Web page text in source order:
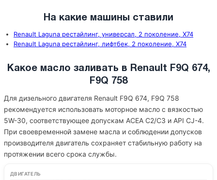
На какие машины ставили
Renault Laguna рестайлинг, универсал, 2 поколение, X74
Renault Laguna рестайлинг, лифтбек, 2 поколение, X74
Какое масло заливать в Renault F9Q 674,
F9Q 758
Для дизельного двигателя Renault F9Q 674, F9Q 758
рекомендуется использовать моторное масло с вязкостью
5W-30, соответствующее допускам ACEA C2/C3 и API CJ-4.
При своевременной замене масла и соблюдении допусков
производителя двигатель сохраняет стабильную работу на
протяжении всего срока службы.
ДВИГАТЕЛЬ